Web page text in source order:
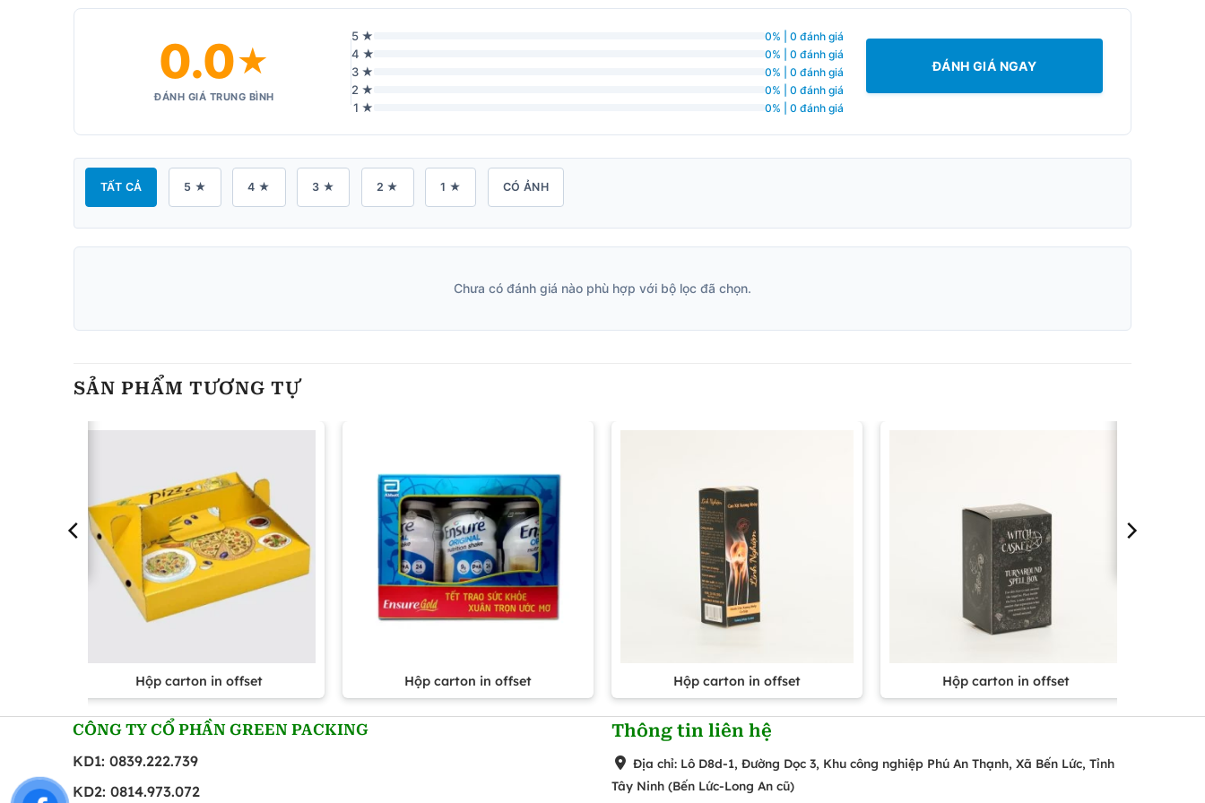
0.0★
ĐÁNH GIÁ TRUNG BÌNH
5 ★ 0% | 0 đánh giá
4 ★ 0% | 0 đánh giá
3 ★ 0% | 0 đánh giá
2 ★ 0% | 0 đánh giá
1 ★ 0% | 0 đánh giá
ĐÁNH GIÁ NGAY
TẤT CẢ 5 ★ 4 ★ 3 ★ 2 ★ 1 ★ CÓ ẢNH
Chưa có đánh giá nào phù hợp với bộ lọc đã chọn.
SẢN PHẨM TƯƠNG TỰ
Hộp carton in offset Hộp carton in offset Hộp carton in offset Hộp carton in offset
CÔNG TY CỔ PHẦN GREEN PACKING
KD1: 0839.222.739
KD2: 0814.973.072
Thông tin liên hệ
Địa chỉ: Lô D8d-1, Đường Dọc 3, Khu công nghiệp Phú An Thạnh, Xã Bến Lức, Tỉnh
Tây Ninh (Bến Lức-Long An cũ)